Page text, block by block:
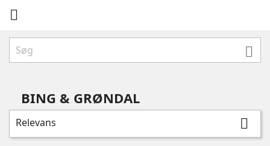


BING & GRØNDAL
Relevans 